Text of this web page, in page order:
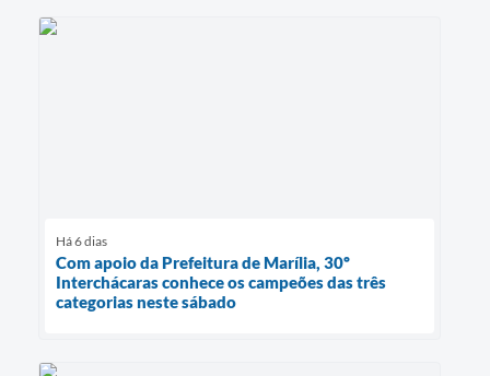
Há 6 dias
Com apoio da Prefeitura de Marília, 30º
Interchácaras conhece os campeões das três
categorias neste sábado